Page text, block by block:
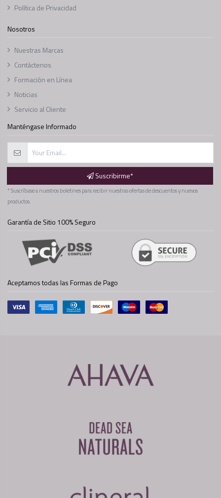
Política de Privacidad
Nosotros
Nuestras Marcas
Contáctenos
Formación en Línea
Noticias
Servicio al Cliente
Manténgase Informado
Suscribirme*
* Suscríbase a nuestros boletines para recibir nuestras ofertas de descuentos y nuevos
productos.
Garantía de Sitio 100% Seguro
Aceptamos todas las Formas de Pago